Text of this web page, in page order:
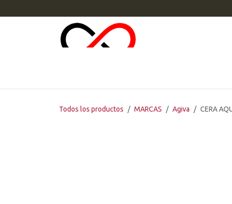
Todos los productos MARCAS Agiva CERA